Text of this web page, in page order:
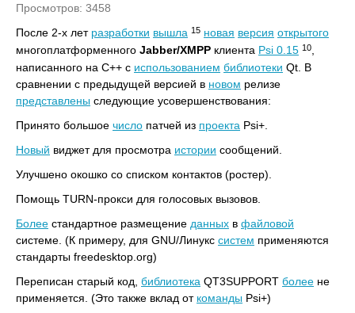
Просмотров: 3458
После 2-х лет разработки вышла 15 новая версия открытого
многоплатформенного Jabber/XMPP клиента Psi 0.15 10
написанного на C++ с использованием библиотеки Qt. В
сравнении с предыдущей версией в новом релизе
представлены следующие усовершенствования:
Принято большое число патчей из проекта Psi+.
Новый виджет для просмотра истории сообщений.
Улучшено окошко со списком контактов (ростер).
Помощь TURN-прокси для голосовых вызовов.
Более стандартное размещение данных в файловой
системе. (К примеру, для GNU/Линукс систем применяются
стандарты freedesktop.org)
Переписан старый код, библиотека QT3SUPPORT более не
применяется. (Это также вклад от команды Psi+)